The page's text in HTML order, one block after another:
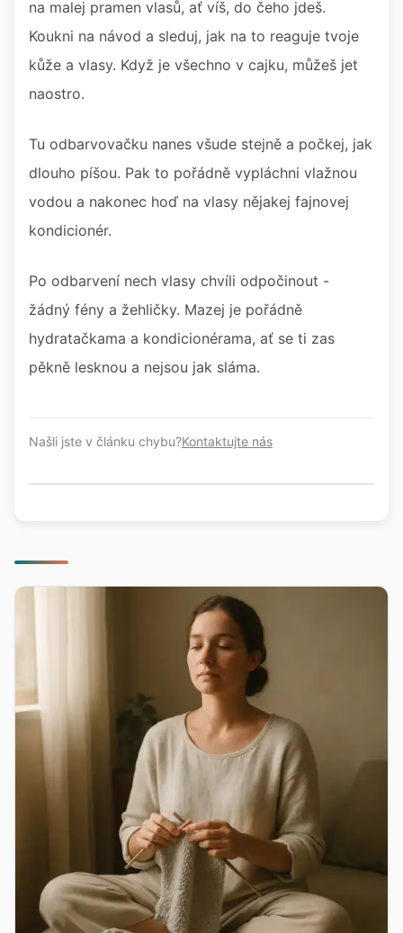
na malej pramen vlasů, ať víš, do čeho jdeš.
Koukni na návod a sleduj, jak na to reaguje tvoje
kůže a vlasy. Když je všechno v cajku, můžeš jet
naostro.
Tu odbarvovačku nanes všude stejně a počkej, jak
dlouho píšou. Pak to pořádně vypláchni vlažnou
vodou a nakonec hoď na vlasy nějakej fajnovej
kondicionér.
Po odbarvení nech vlasy chvíli odpočinout -
žádný fény a žehličky. Mazej je pořádně
hydratačkama a kondicionérama, ať se ti zas
pěkně lesknou a nejsou jak sláma.
Našli jste v článku chybu?Kontaktujte nás